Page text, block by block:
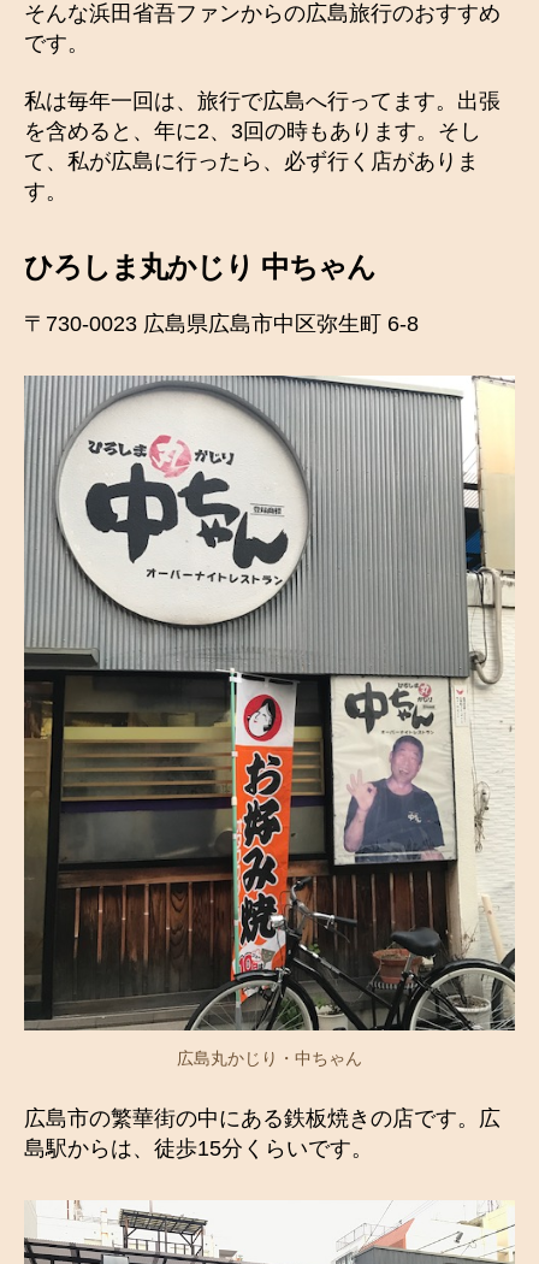
そんな浜田省吾ファンからの広島旅行のおすすめ
です。
私は毎年一回は、旅行で広島へ行ってます。出張
を含めると、年に2、3回の時もあります。そし
て、私が広島に行ったら、必ず行く店がありま
す。
ひろしま丸かじり 中ちゃん
〒730-0023 広島県広島市中区弥生町 6-8
広島丸かじり・中ちゃん
広島市の繁華街の中にある鉄板焼きの店です。広
島駅からは、徒歩15分くらいです。